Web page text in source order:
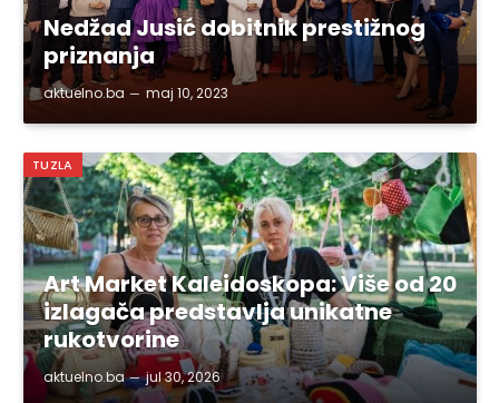
Nedžad Jusić dobitnik prestižnog
priznanja
aktuelno.ba maj 10, 2023
TUZLA
Art Market Kaleidoskopa: Više od 20
izlagača predstavlja unikatne
rukotvorine
aktuelno.ba jul 30, 2026